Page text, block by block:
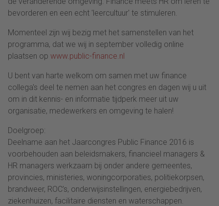
bevorderen en een echt 'leercultuur' te stimuleren.
Momenteel zijn wij bezig met het samenstellen van het
programma, dat we wij in september volledig online
plaatsen op www.public-finance.nl
U bent van harte welkom om samen met uw finance
collega's deel te nemen aan het congres en dagen wij u uit
om in dit kennis- en informatie tijdperk meer uit uw
organisatie, medewerkers en omgeving te halen!
Doelgroep:
Deelname aan het Jaarcongres Public Finance 2016 is
voorbehouden aan beleidsmakers, financieel managers &
HR managers werkzaam bij onder andere gemeentes,
provincies, ministeries, woningcorporaties, politiekorpsen,
brandweer, ROC’s, onderwijsinstellingen, energiebedrijven,
ziekenhuizen, facilitaire diensten en waterschappen.